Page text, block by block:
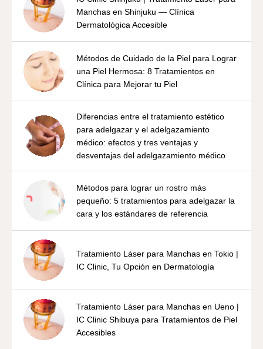
Manchas en Shinjuku — Clínica
Dermatológica Accesible
Métodos de Cuidado de la Piel para Lograr
una Piel Hermosa: 8 Tratamientos en
Clínica para Mejorar tu Piel
Diferencias entre el tratamiento estético
para adelgazar y el adelgazamiento
médico: efectos y tres ventajas y
desventajas del adelgazamiento médico
Métodos para lograr un rostro más
pequeño: 5 tratamientos para adelgazar la
cara y los estándares de referencia
Tratamiento Láser para Manchas en Tokio |
IC Clinic, Tu Opción en Dermatología
Tratamiento Láser para Manchas en Ueno |
IC Clinic Shibuya para Tratamientos de Piel
Accesibles